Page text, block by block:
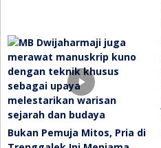
Bukan Pemuja Mitos, Pria di